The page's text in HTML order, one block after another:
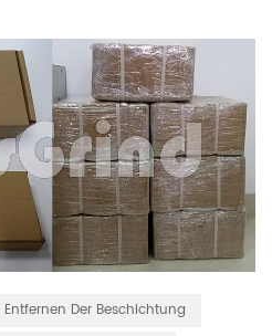
Der Beschichtung